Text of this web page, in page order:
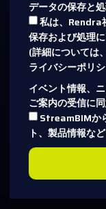
データの保存と
私は、Rendra
保存および処理に
(詳細については
ライバシーポリ
イベント情報、
ご案内の受信に
StreamBIMか
ト、製品情報な